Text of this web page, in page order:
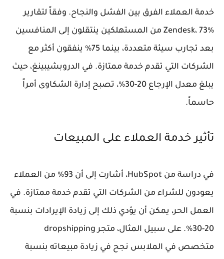
خدمة العملاء الفرق بين الفشل والنجاح. وفقاً لتقارير
Zendesk، 73% من المستهلكين ينتقلون إلى المنافسين
بعد تجارب سيئة متعددة، بينما 75% ينفقون أكثر مع
الشركات التي تقدم خدمة ممتازة. في الدروبشيبينغ، حيث
يبلغ معدل الإرجاع 20-30%، تصبح إدارة الشكاوى أمراً
حاسماً.
تأثير خدمة العملاء على المبيعات
في دراسة من HubSpot، أشارت إلى أن 93% من العملاء
يعودون للشراء من الشركات التي تقدم خدمة ممتازة. في
العمل الحر، يمكن أن يؤدي ذلك إلى زيادة الإيرادات بنسبة
20-30%. على سبيل المثال، متجر dropshipping
متخصص في الملابس نجح في زيادة مبيعاته بنسبة